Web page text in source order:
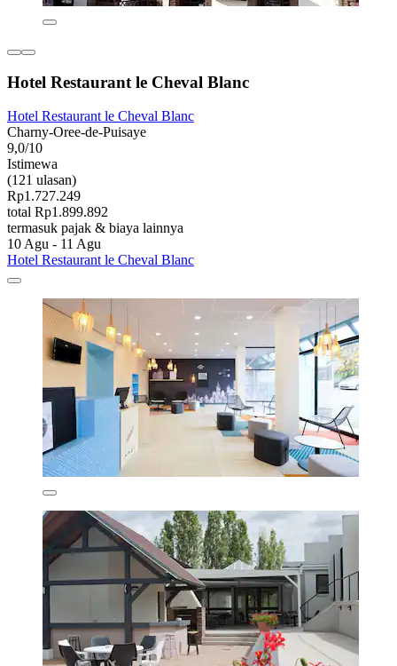
Hotel Restaurant le Cheval Blanc
Hotel Restaurant le Cheval Blanc
Charny-Oree-de-Puisaye
9,0/10
Istimewa
(121 ulasan)
Rp1.727.249
total Rp1.899.892
termasuk pajak & biaya lainnya
10 Agu - 11 Agu
Hotel Restaurant le Cheval Blanc